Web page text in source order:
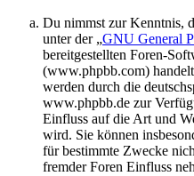
Du nimmst zur Kenntnis,
unter der „GNU General
bereitgestellten Foren-
(www.phpbb.com)
werden durch die
www.phpbb.de zur
Einfluss auf die Art und
wird. Sie können
für bestimmte Zwecke
fremder Foren Einfluss